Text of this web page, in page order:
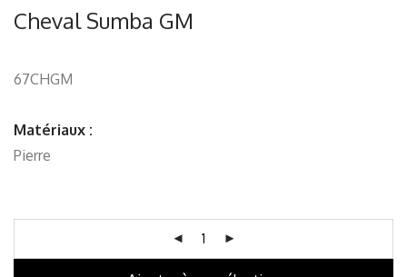
Cheval Sumba GM
67CHGM
Matériaux :
Pierre